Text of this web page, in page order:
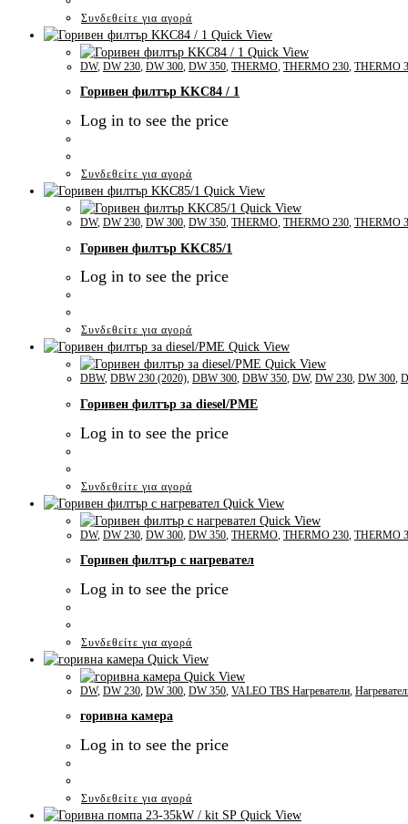
Συνδεθείτε για αγορά
Quick View
Quick View
DW, DW 230, DW 300, DW 350, THERMO, THERMO 230, THERMO
Горивен филтър KKC84 / 1
Log in to see the price
Συνδεθείτε για αγορά
Quick View
Quick View
DW, DW 230, DW 300, DW 350, THERMO, THERMO 230, THERMO
Горивен филтър KKC85/1
Log in to see the price
Συνδεθείτε για αγορά
Quick View
Quick View
DBW, DBW 230 (2020), DBW 300, DBW 350, DW, DW 230, DW 300,
Горивен филтър за diesel/PME
Log in to see the price
Συνδεθείτε για αγορά
Quick View
Quick View
DW, DW 230 DW 300 DW 350 THERMO THERMO 230 THERMO
Горивен филтър с нагревател
Log in to see the price
Συνδεθείτε για αγορά
Quick View
Quick View
DW, DW 230 DW 300 DW 350 VALEO TBS Нагреватели
горивна камера
Log in to see the price
Συνδεθείτε για αγορά
Quick View